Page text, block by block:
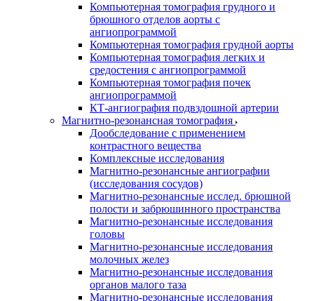
Компьютерная томография грудного и
брюшного отделов аорты с
ангиопрограммой
Компьютерная томография грудной аорты
Компьютерная томография легких и
средостения с ангиопрограммой
Компьютерная томография почек
ангиопрограммой
КТ-ангиография подвздошной артерии
Магнитно-резонансная томография
Дообследование с применением
контрастного вещества
Комплексные исследования
Магнитно-резонансные ангиографии
(исследования сосудов)
Магнитно-резонансные исслед. брюшной
полости и забрюшинного пространства
Магнитно-резонансные исследования
головы
Магнитно-резонансные исследования
молочных желез
Магнитно-резонансные исследования
органов малого таза
Магнитно-резонансные исследования